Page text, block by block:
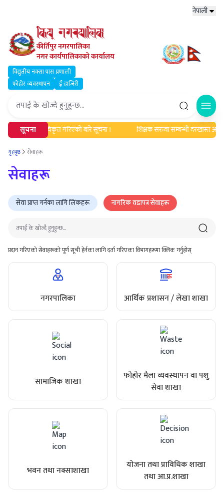
नेपाली
कीर्तिपुर नगरपालिका
नगर कार्यपालिकाको कार्यालय
विद्युतीय नक्सा पास प्रणाली
फोहोर व्यवस्थापन
ई-हाजिरी
सूचना
एवं सूचिकृत गरिएको बारे सूचना । शिक्षक सरुवा सम्बन्धी दरखास्त आह्वान
गृहपृष्ठ सेवाहरू
सेवाहरू
सेवा प्राप्त गर्नका लागि लिंकहरू नागरिक वडापत्र सेवाहरू
प्रदान गरिएको सेवाहरूको पूर्ण सूची हेर्नका लागि दर्ता गरिएका विभागहरूमा क्लिक गर्नुहोस्
नगरपालिका आर्थिक प्रशासन / लेखा शाखा
सामाजिक शाखा
फोहोर मैला व्यवस्थापन वा पशु
सेवा शाखा
भवन तथा नक्साशाखा
योजना तथा प्राविधिक शाखा
तथा आ.प्र.शाखा